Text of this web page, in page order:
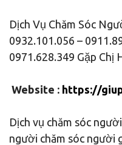
Dịch Vụ Chăm Sóc
0932.101.056 –
0971.628.349 Gặp Chị
Website : https://
Dịch vụ chăm sóc
người chăm sóc người